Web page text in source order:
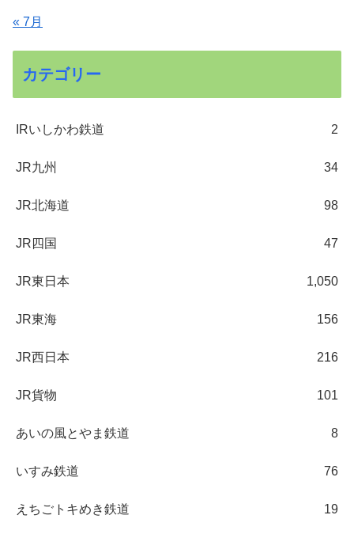
« 7月
カテゴリー
IRいしかわ鉄道 2
JR九州 34
JR北海道 98
JR四国 47
JR東日本 1,050
JR東海 156
JR西日本 216
JR貨物 101
あいの風とやま鉄道 8
いすみ鉄道 76
えちごトキめき鉄道 19